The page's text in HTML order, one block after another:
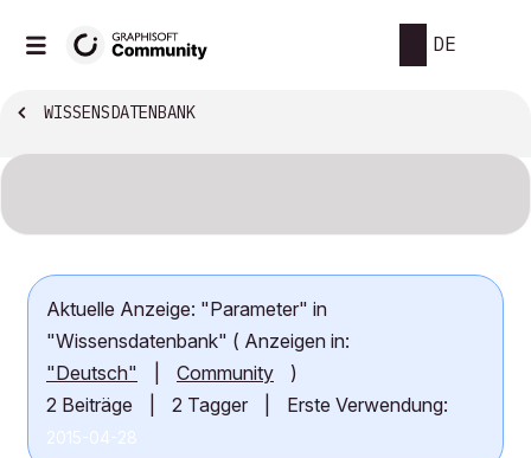
DE
WISSENSDATENBANK
Aktuelle Anzeige: "Parameter" in
"Wissensdatenbank" ( Anzeigen in:
"Deutsch"
Community
)
2 Beiträge
2 Tagger Erste Verwendung:
‎2015-04-28